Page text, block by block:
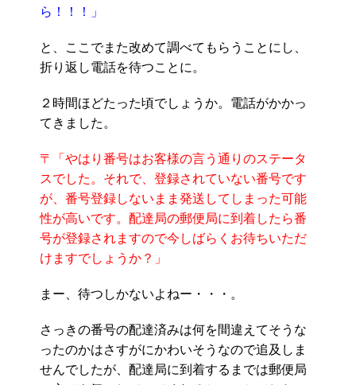
ら！！！」
と、ここでまた改めて調べてもらうことにし、
折り返し電話を待つことに。
２時間ほどたった頃でしょうか。電話がかかっ
てきました。
〒「やはり番号はお客様の言う通りのステータ
スでした。それで、登録されていない番号です
が、番号登録しないまま発送してしまった可能
性が高いです。配達局の郵便局に到着したら番
号が登録されますので今しばらくお待ちいただ
けますでしょうか？」
まー、待つしかないよねー・・・。
さっきの番号の配達済みは何を間違えてそうな
ったのかはさすがにかわいそうなので追及しま
せんでしたが、配達局に到着するまでは郵便局